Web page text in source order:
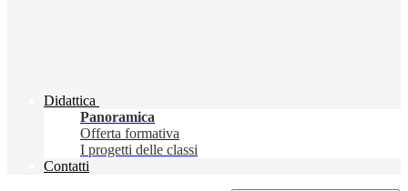
Didattica
Panoramica
Offerta formativa
I progetti delle classi
Contatti